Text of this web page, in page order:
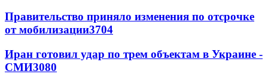
Правительство приняло изменения по отсрочке
от мобилизации3704
Иран готовил удар по трем объектам в Украине -
СМИ3080